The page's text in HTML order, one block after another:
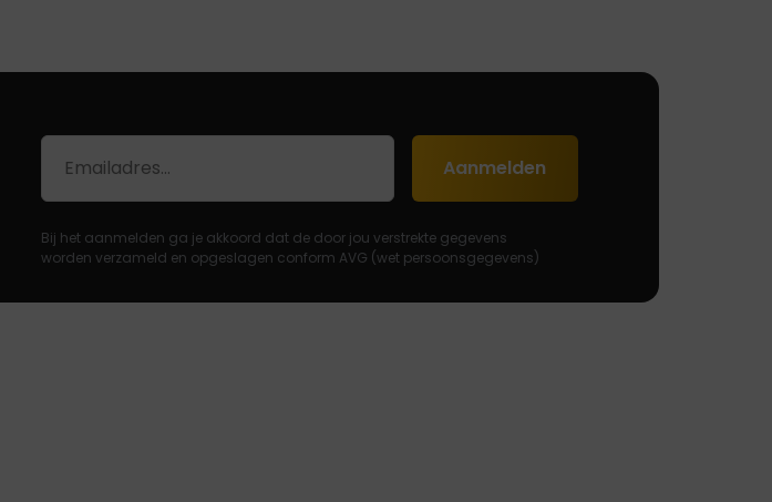
E-
mailadres
Aanmelden
Bij het aanmelden ga je akkoord dat de door jou verstrekte gegevens
worden verzameld en opgeslagen conform AVG (wet persoonsgegevens)